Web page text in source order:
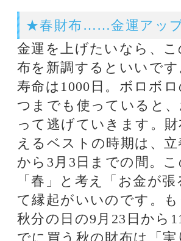
◆Dr.コパプロフィール
1947年東京生まれ。日大理工学部建
築学科卒。建築家として設計事務所
を主宰するかたわら、風水の家相･
方位･インテリア学の第一人者とし
て、「風水地理の理論」を展開。“D
r.コパ“の愛称で、雑誌･テレビなど
マスコミでも活躍中。Dr.コパの風
水とは、周囲の環境によって運を開
花させようという環境開運学のこ
と。身のまわりのすべての環境、つ